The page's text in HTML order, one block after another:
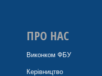
ПРО НАС
Виконком ФБУ
Керівництво